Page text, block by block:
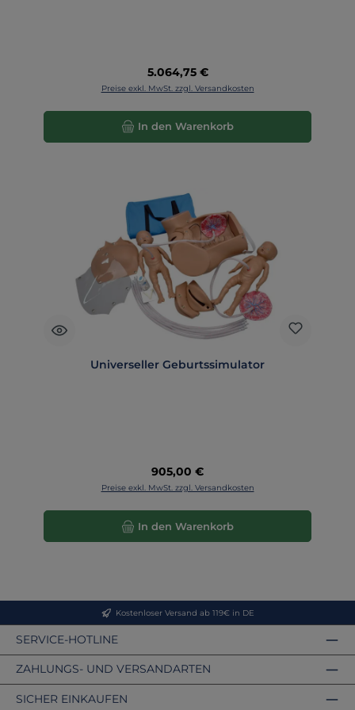
Regulärer Preis:
5.064,75 €
Preise exkl. MwSt. zzgl. Versandkosten
In den Warenkorb
Universeller Geburtssimulator
Regulärer Preis:
905,00 €
Preise exkl. MwSt. zzgl. Versandkosten
In den Warenkorb
Kostenloser Versand ab 119€ in DE
SERVICE-HOTLINE
ZAHLUNGS- UND VERSANDARTEN
SICHER EINKAUFEN